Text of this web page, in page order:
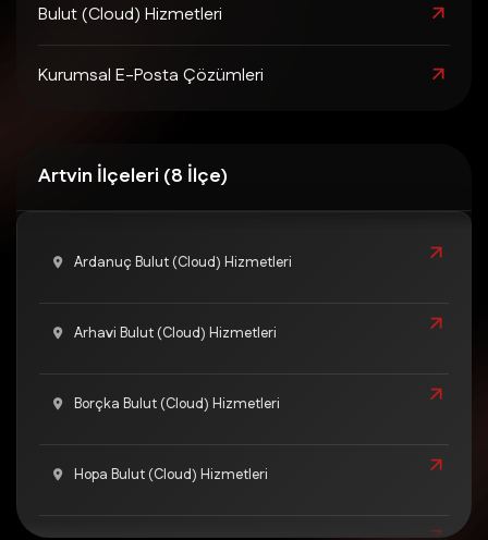
Bulut (Cloud) Hizmetleri
Kurumsal E-Posta Çözümleri
Artvin İlçeleri (8 İlçe)
Ardanuç Bulut (Cloud) Hizmetleri
Arhavi Bulut (Cloud) Hizmetleri
Borçka Bulut (Cloud) Hizmetleri
Hopa Bulut (Cloud) Hizmetleri